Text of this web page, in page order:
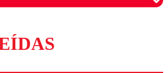
moderados para garantizar un
respetuoso.